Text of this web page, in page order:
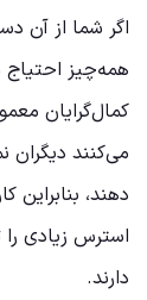
اگر شما از آن
همه‌چیز احتیاج
کمال‌گرایان
می‌کنند دیگران
دهند،
استرس زیادی
دارند.